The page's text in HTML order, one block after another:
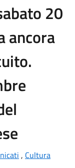
20
ancora
, Cultura